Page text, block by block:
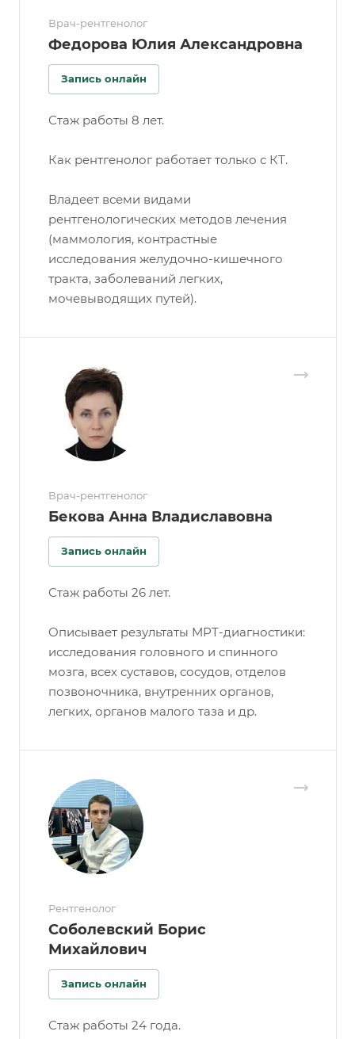
Врач-рентгенолог
Федорова Юлия Александровна
Запись онлайн
Стаж работы 8 лет.
Как рентгенолог работает только с КТ.
Владеет всеми видами
рентгенологических методов лечения
(маммология, контрастные
исследования желудочно-кишечного
тракта, заболеваний легких,
мочевыводящих путей).
Врач-рентгенолог
Бекова Анна Владиславовна
Запись онлайн
Стаж работы 26 лет.
Описывает результаты МРТ-диагностики:
исследования головного и спинного
мозга, всех суставов, сосудов, отделов
позвоночника, внутренних органов,
легких, органов малого таза и др.
Рентгенолог
Соболевский Борис
Михайлович
Запись онлайн
Стаж работы 24 года.